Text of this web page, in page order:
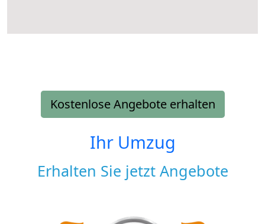
Kostenlose Angebote erhalten
Ihr Umzug
Erhalten Sie jetzt Angebote